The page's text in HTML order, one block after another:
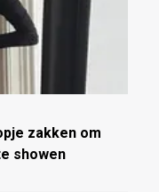
zakken om
showen